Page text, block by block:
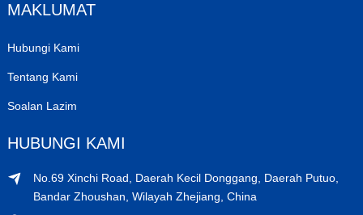
MAKLUMAT
Hubungi Kami
Tentang Kami
Soalan Lazim
HUBUNGI KAMI
No.69 Xinchi Road, Daerah Kecil Donggang, Daerah Putuo,
Bandar Zhoushan, Wilayah Zhejiang, China